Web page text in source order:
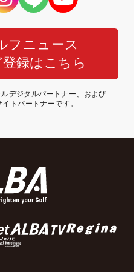
フニュース
録はこちら
デジタルパートナー、および
トパートナーです。